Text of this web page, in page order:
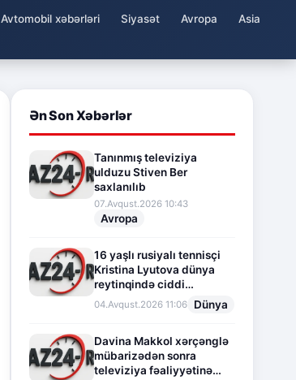
Avtomobil xəbərləri Siyasət Avropa
Asia
Ən Son Xəbərlər
Tanınmış televiziya
ulduzu Stiven Ber
saxlanılıb
07.Avqust.2026 10:43
Avropa
16 yaşlı rusiyalı tennisçi
Kristina Lyutova dünya
reytinqində ciddi
irəliləyişə imza atdı
04.Avqust.2026 11:06 Dünya
Davina Makkol xərçənglə
mübarizədən sonra
televiziya fəaliyyətinə